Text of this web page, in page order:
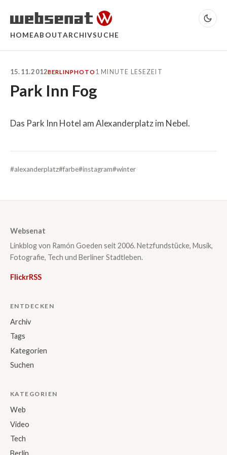
HOMEABOUTARCHIVSUCHE
15.11.2012BERLINPHOTO 1 MINUTE LESEZEIT
Park Inn Fog
Das Park Inn Hotel am Alexanderplatz im Nebel.
#alexanderplatz#farbe#instagram#winter
Websenat
Linkblog von Ramón Goeden seit 2006. Netzfundstücke, Musik,
Fotografie, Tech und Berliner Stadtleben.
FlickrRSS
ENTDECKEN
Archiv
Tags
Kategorien
Suchen
KATEGORIEN
Web
Video
Tech
Berlin